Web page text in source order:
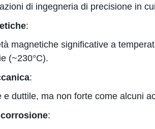
di ingegneria di precisione in
:
magnetiche significative a
(~230°C).
:
e duttile, ma non forte come alcuni
: